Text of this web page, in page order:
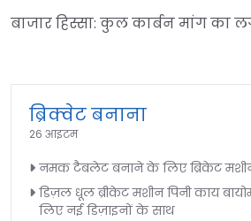
बाजार हिस्सा: कुल कार्बन मांग का
ब्रिक्वेट बनाना
26 आइटम
नमक टैबलेट बनाने के लिए ब्रिकेट
डिज़ल धूल ब्रीकेट मशीन पिनी काय
लिए नई डिज़ाइनों के साथ